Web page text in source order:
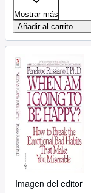
Mostrar más
Añadir al carrito
Imagen del editor